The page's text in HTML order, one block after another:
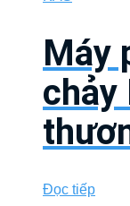
Máy
chảy
Đọc tiếp